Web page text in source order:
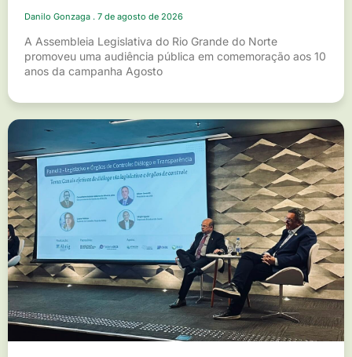
Danilo Gonzaga 7 de agosto de 2026
A Assembleia Legislativa do Rio Grande do Norte
promoveu uma audiência pública em comemoração aos 10
anos da campanha Agosto